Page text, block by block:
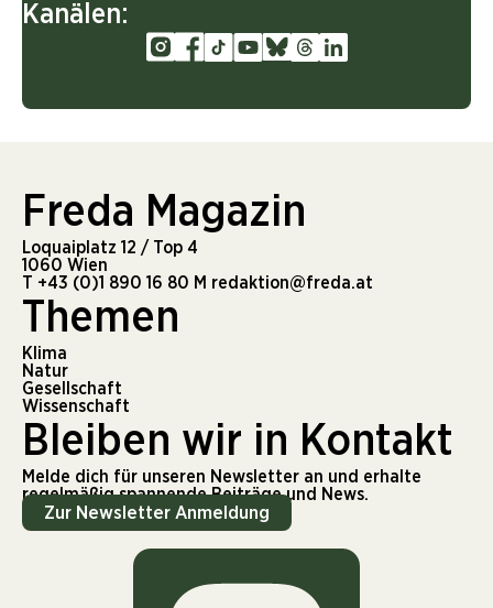
Kanälen:
Freda Magazin
Loquaiplatz 12 / Top 4
1060 Wien
T +43 (0)1 890 16 80 M redaktion@freda.at
Themen
Klima
Natur
Gesellschaft
Wissenschaft
Bleiben wir in Kontakt
Melde dich für unseren Newsletter an und erhalte
regelmäßig spannende Beiträge und News.
Zur Newsletter Anmeldung